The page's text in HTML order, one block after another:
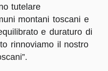
tutelare
montani toscani e
e duraturo di
rinnoviamo il nostro